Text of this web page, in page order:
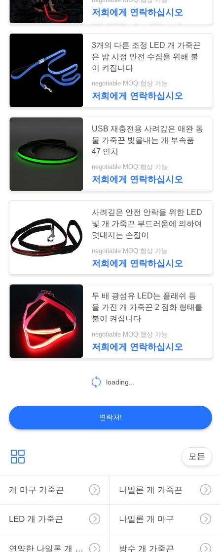
인
을
요
구
세
이
트
맵
PRIVACY
POLICY
방수 개 가죽끈
철회 가능한 개 가죽
11
Handmade 개 가죽
가죽끈
고양이 마구 고리
49
저희에게 연락하십시오
3개의 다른 조정 LED 개 가죽끈
은 밤 시정 안전 수집을 위해 불
이 켜집니다
negotiable MOQ:협상 가능
저희에게 연락하십시오
USB 재충전용 사려깊은 애완 동
물 가죽끈 빛을내는 개 부속품
47 인치
negotiable MOQ:협상 가능
저희에게 연락하십시오
사려깊은 안전 안락을 위한 LED
빛 개 가죽끈 부드러움에 의하여
덧대지는 손잡이
negotiable MOQ:협상 가능
저희에게 연락하십시오
두 배 광섬유 LED는 플래쉬 등
을 가진 개 가죽끈 2 점화 형태를
불이 켜집니다
negotiable MOQ:협상 가능
저희에게 연락하십시오
loading...
연락처!
모든
개 마구 가죽끈 나일론 개 가죽끈
LED 개 가죽끈 나일론 개 마구
연약한 나일론 개 목걸이 방수 개 가죽끈